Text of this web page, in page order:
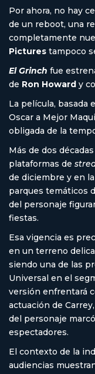
Por ahora, no hay
de un reboot, una
completamente
Pictures tampoco
El Grinch fue
de Ron Howard y
La película, basada
Oscar a Mejor
obligada de la
Más de dos
plataformas de
de diciembre y en
parques temáticos
del personaje
fiestas.
Esa vigencia es
en un terreno
siendo una de las
Universal en el
versión enfrentará
actuación de
del personaje
espectadores.
El contexto de la
audiencias